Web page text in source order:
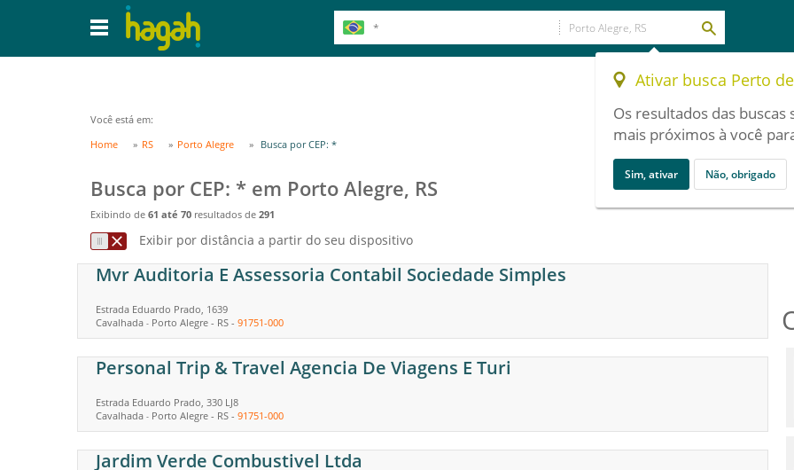
Ativar busca Perto
Os resultados das buscas
mais próximos à você
Sim, ativar Não, obrigado
Você está em:
Home
RS Porto Alegre Busca por CEP: *
Busca por CEP: * em Porto Alegre, RS
Exibindo de 61 até 70 resultados de 291
Exibir por distância a partir do seu dispositivo
Mvr Auditoria E Assessoria Contabil Sociedade Simples
Estrada Eduardo Prado, 1639
Cavalhada - Porto Alegre - RS - 91751-000
Personal Trip & Travel Agencia De Viagens E Turi
Estrada Eduardo Prado, 330 LJ8
Cavalhada - Porto Alegre - RS - 91751-000
Jardim Verde Combustivel Ltda